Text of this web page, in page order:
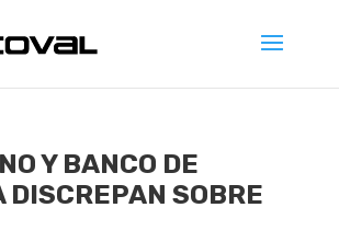
Y BANCO DE
DISCREPAN SOBRE